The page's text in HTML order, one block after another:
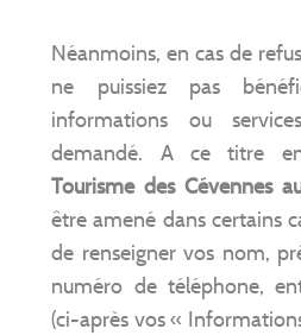
Néanmoins, en cas de
ne puissiez pas
informations ou
demandé. A ce titre
Tourisme des Cévennes
être amené dans certains
de renseigner vos nom,
numéro de téléphone,
(ci-après vos «